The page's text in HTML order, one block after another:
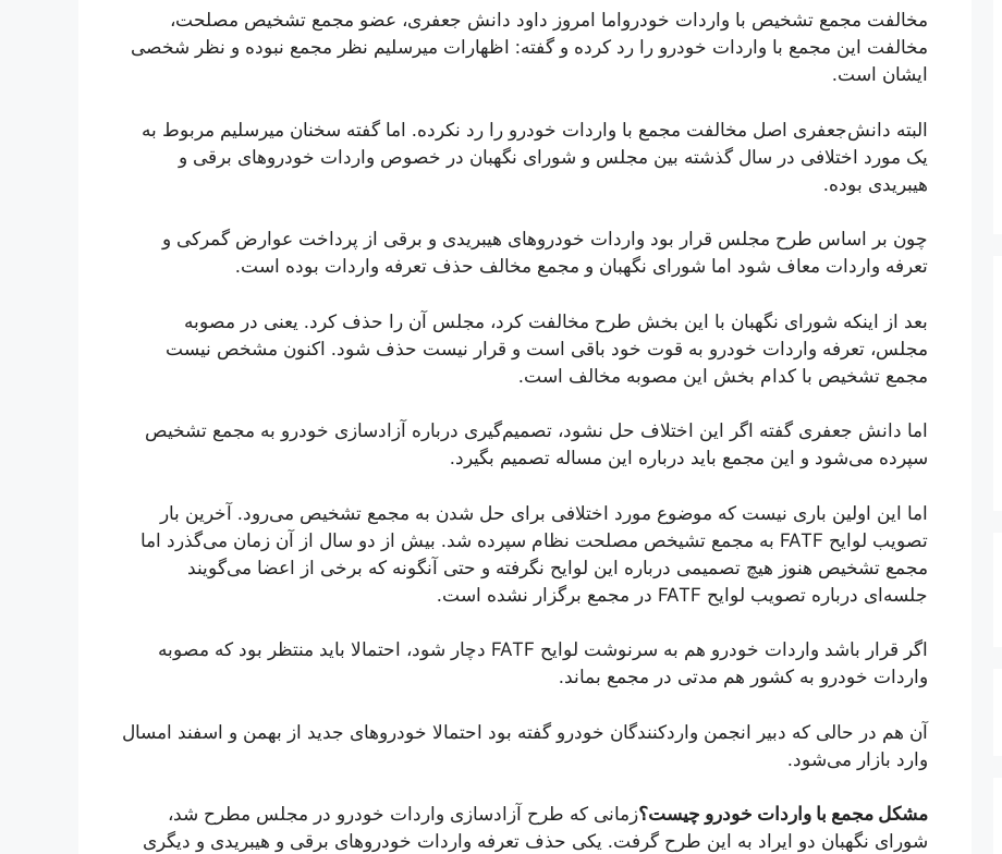
مخالفت مجمع تشخیص با واردات خودرواما امروز داود دانش جعفری، عضو مجمع تشخیص مصلحت،
مخالفت این مجمع با واردات خودرو را رد کرده و گفته: اظهارات میرسلیم نظر مجمع نبوده و نظر شخصی
ایشان است.
البته دانش‌جعفری اصل مخالفت مجمع با واردات خودرو را رد نکرده. اما گفته سخنان میرسلیم مربوط به
یک مورد اختلافی در سال گذشته بین مجلس و شورای نگهبان در خصوص واردات خودرو‌های برقی و
هیبریدی بوده.
چون بر اساس طرح مجلس قرار بود واردات خودروهای هیبریدی و برقی از پرداخت عوارض گمرکی و
تعرفه واردات معاف شود اما شورای نگهبان و مجمع مخالف حذف تعرفه واردات بوده است.
بعد از اینکه شورای نگهبان با این بخش طرح مخالفت کرد، مجلس آن را حذف کرد. یعنی در مصوبه
مجلس، تعرفه واردات خودرو به قوت خود باقی است و قرار نیست حذف شود. اکنون مشخص نیست
مجمع تشخیص با کدام بخش این مصوبه مخالف است.
اما دانش جعفری گفته اگر این اختلاف حل نشود، تصمیم‌گیری درباره آزادسازی خودرو به مجمع تشخیص
سپرده می‌شود و این مجمع باید درباره این مساله تصمیم بگیرد.
اما این اولین باری نیست که موضوع مورد اختلافی برای حل شدن به مجمع تشخیص می‌رود. آخرین بار
تصویب لوایح FATF به مجمع تشیخص مصلحت نظام سپرده شد. بیش از دو سال از آن زمان می‌گذرد اما
مجمع تشخیص هنوز هیچ تصمیمی درباره این لوایح نگرفته و حتی آنگونه که برخی از اعضا می‌گویند
جلسه‌ای درباره تصویب لوایح FATF در مجمع برگزار نشده است.
اگر قرار باشد واردات خودرو هم به سرنوشت لوایح FATF دچار شود، احتمالا باید منتظر بود که مصوبه
واردات خودرو به کشور هم مدتی در مجمع بماند.
آن هم در حالی که دبیر انجمن واردکنندگان خودرو گفته بود احتمالا خودروهای جدید از بهمن و اسفند امسال
وارد بازار می‌شود.
مشکل مجمع با واردات خودرو چیست؟زمانی که طرح آزادسازی واردات خودرو در مجلس مطرح شد،
شورای نگهبان دو ایراد به این طرح گرفت. یکی حذف تعرفه واردات خودروهای برقی و هیبریدی و دیگری